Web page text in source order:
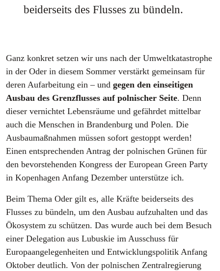
beiderseits des Flusses zu bündeln.
Ganz konkret setzen wir uns nach der Umweltkatastrophe
in der Oder in diesem Sommer verstärkt gemeinsam für
deren Aufarbeitung ein – und gegen den einseitigen
Ausbau des Grenzflusses auf polnischer Seite. Denn
dieser vernichtet Lebensräume und gefährdet mittelbar
auch die Menschen in Brandenburg und Polen. Die
Ausbaumaßnahmen müssen sofort gestoppt werden!
Einen entsprechenden Antrag der polnischen Grünen für
den bevorstehenden Kongress der European Green Party
in Kopenhagen Anfang Dezember unterstütze ich.
Beim Thema Oder gilt es, alle Kräfte beiderseits des
Flusses zu bündeln, um den Ausbau aufzuhalten und das
Ökosystem zu schützen. Das wurde auch bei dem Besuch
einer Delegation aus Lubuskie im Ausschuss für
Europaangelegenheiten und Entwicklungspolitik Anfang
Oktober deutlich. Von der polnischen Zentralregierung